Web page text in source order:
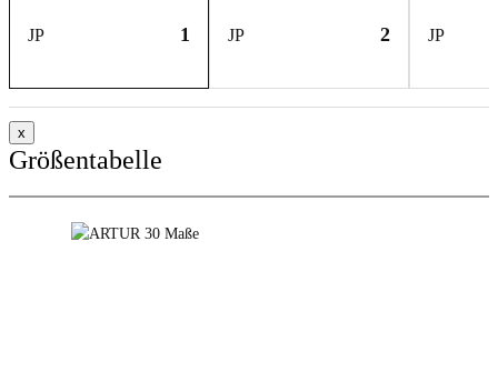
JP 1 JP 2 JP
x
Größentabelle